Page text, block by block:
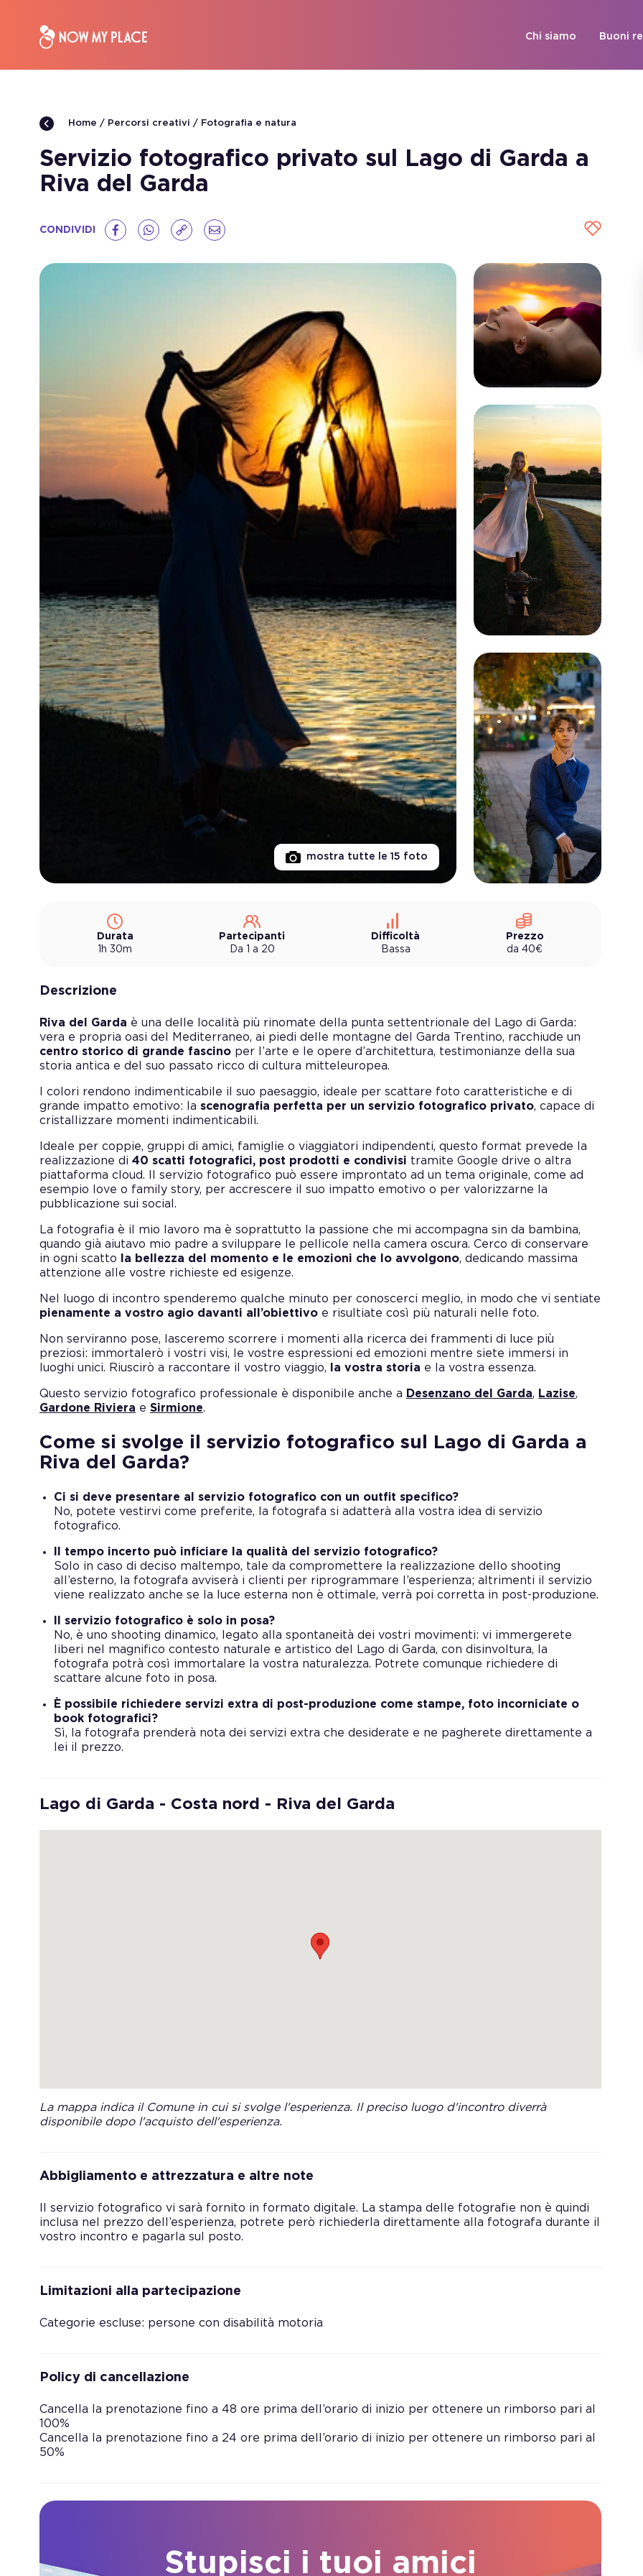
Chi siamo Buoni
Home Percorsi creativi Fotografia e natura
Servizio fotografico privato sul Lago di Garda a
Riva del Garda
CONDIVIDI
mostra tutte le 15 foto
Durata
1h 30m
Partecipanti
Da 1 a 20
Difficoltà
Bassa
Prezzo
da 40€
Descrizione
Riva del Garda è una delle località più rinomate della punta settentrionale del Lago di Garda:
vera e propria oasi del Mediterraneo, ai piedi delle montagne del Garda Trentino, racchiude un
centro storico di grande fascino per l’arte e le opere d’architettura, testimonianze della sua
storia antica e del suo passato ricco di cultura mitteleuropea.
I colori rendono indimenticabile il suo paesaggio, ideale per scattare foto caratteristiche e di
grande impatto emotivo: la scenografia perfetta per un servizio fotografico privato, capace di
cristallizzare momenti indimenticabili.
Ideale per coppie, gruppi di amici, famiglie o viaggiatori indipendenti, questo format prevede la
realizzazione di 40 scatti fotografici, post prodotti e condivisi tramite Google drive o altra
piattaforma cloud. Il servizio fotografico può essere improntato ad un tema originale, come ad
esempio love o family story, per accrescere il suo impatto emotivo o per valorizzarne la
pubblicazione sui social.
La fotografia è il mio lavoro ma è soprattutto la passione che mi accompagna sin da bambina,
quando già aiutavo mio padre a sviluppare le pellicole nella camera oscura. Cerco di conservare
in ogni scatto
la bellezza del momento e le emozioni che lo avvolgono, dedicando massima
attenzione alle vostre richieste ed esigenze.
Nel luogo di incontro spenderemo qualche minuto per conoscerci meglio, in modo che vi sentiate
pienamente a vostro agio davanti all’obiettivo e risultiate così più naturali nelle foto.
Non serviranno pose, lasceremo scorrere i momenti alla ricerca dei frammenti di luce più
preziosi: immortalerò i vostri visi, le vostre espressioni ed emozioni mentre siete immersi in
luoghi unici. Riuscirò a raccontare il vostro viaggio,
la vostra storia e la vostra essenza.
Questo servizio fotografico professionale è disponibile anche a Desenzano del Garda, Lazise,
Gardone Riviera e Sirmione.
Come si svolge il servizio fotografico sul Lago di Garda a
Riva del Garda?
Ci si deve presentare al servizio fotografico con un outfit specifico?
No, potete vestirvi come preferite, la fotografa si adatterà alla vostra idea di servizio
fotografico.
Il tempo incerto può inficiare la qualità del servizio fotografico?
Solo in caso di deciso maltempo, tale da compromettere la realizzazione dello shooting
all’esterno, la fotografa avviserà i clienti per riprogrammare l’esperienza; altrimenti il servizio
viene realizzato anche se la luce esterna non è ottimale, verrà poi corretta in post-produzione.
Il servizio fotografico è solo in posa?
No, è uno shooting dinamico, legato alla spontaneità dei vostri movimenti: vi immergerete
liberi nel magnifico contesto naturale e artistico del Lago di Garda, con disinvoltura, la
fotografa potrà così immortalare la vostra naturalezza. Potrete comunque richiedere di
scattare alcune foto in posa.
È possibile richiedere servizi extra di post-produzione come stampe, foto incorniciate o
book fotografici?
Sì, la fotografa prenderà nota dei servizi extra che desiderate e ne pagherete direttamente a
lei il prezzo.
Lago di Garda - Costa nord - Riva del Garda
La mappa indica il Comune in cui si svolge l'esperienza. Il preciso luogo d'incontro diverrà
disponibile dopo l'acquisto dell'esperienza.
Abbigliamento e attrezzatura e altre note
Il servizio fotografico vi sarà fornito in formato digitale. La stampa delle fotografie non è quindi
inclusa nel prezzo dell’esperienza, potrete però richiederla direttamente alla fotografa durante il
vostro incontro e pagarla sul posto.
Limitazioni alla partecipazione
Categorie escluse: persone con disabilità motoria
Policy di cancellazione
Cancella la prenotazione fino a 48 ore prima dell’orario di inizio per ottenere un rimborso pari al
100%
Cancella la prenotazione fino a 24 ore prima dell’orario di inizio per ottenere un rimborso pari al
50%
Stupisci i tuoi amici